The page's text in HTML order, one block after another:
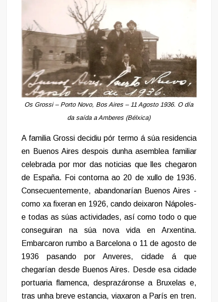
Os Grossi – Porto Novo, Bos Aires – 11 Agosto 1936. O día
da saída a Amberes (Bélxica)
A familia Grossi decidiu pór termo á súa residencia
en Buenos Aires despois dunha asemblea familiar
celebrada por mor das noticias que lles chegaron
de España. Foi contorna ao 20 de xullo de 1936.
Consecuentemente, abandonarían Buenos Aires -
como xa fixeran en 1926, cando deixaron Nápoles-
e todas as súas actividades, así como todo o que
conseguiran na súa nova vida en Arxentina.
Embarcaron rumbo a Barcelona o 11 de agosto de
1936 pasando por Anveres, cidade á que
chegarían desde Buenos Aires. Desde esa cidade
portuaria flamenca, desprazáronse a Bruxelas e,
tras unha breve estancia, viaxaron a París en tren.